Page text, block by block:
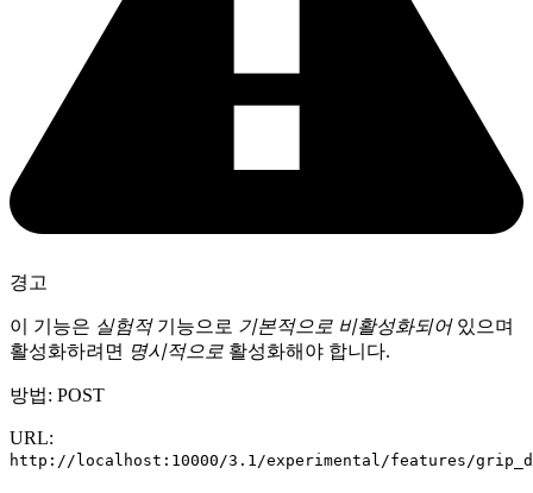
경고
이 기능은 실험적기능으로 기본적으로 비활성화되어있으며
활성화하려면 명시적으로 활성화해야 합니다.
방법: POST
URL:
http://localhost:10000/3.1/experimental/features/